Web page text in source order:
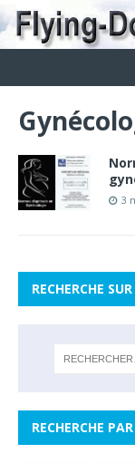
3
RECHERCHE
RECHERCHE